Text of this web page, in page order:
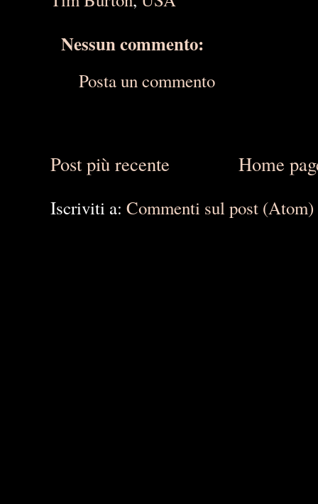
Nessun commento:
Posta un commento
Post più recente Home
Iscriviti a:Commenti sul post (Atom)